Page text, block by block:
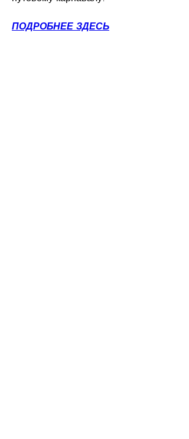
ПОДРОБНЕЕ ЗДЕСЬ